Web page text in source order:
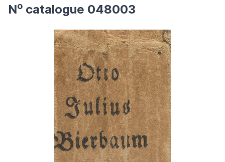
No catalogue 048003